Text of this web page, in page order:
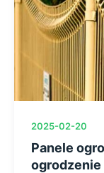
2025-02-20
Panele
ogrodzenie